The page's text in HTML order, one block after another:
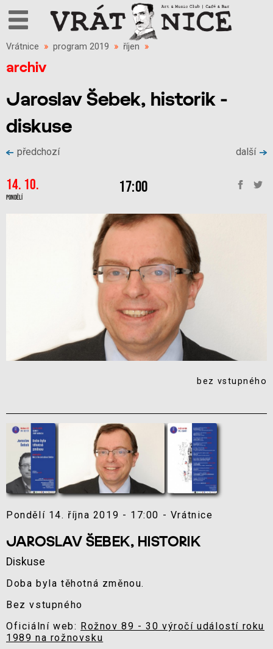
Vrátnice » program 2019 » říjen »
archiv
Jaroslav Šebek, historik -
diskuse
předchozí další
14. 10.
Pondělí
17:00
bez vstupného
Pondělí 14. října 2019 - 17:00 - Vrátnice
JAROSLAV ŠEBEK, HISTORIK
Diskuse
Doba byla těhotná změnou.
Bez vstupného
Oficiální web: Rožnov 89 - 30 výročí událostí roku
1989 na rožnovsku